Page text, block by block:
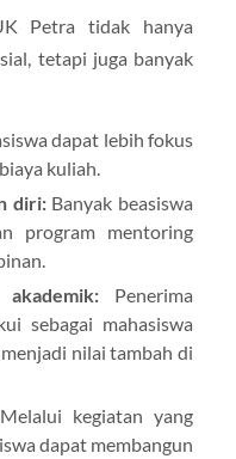
Petra tidak hanya
tetapi juga banyak
dapat lebih fokus
kuliah.
diri:Banyak beasiswa
program mentoring
Penerima
sebagai mahasiswa
nilai tambah di
Melalui kegiatan yang
dapat membangun